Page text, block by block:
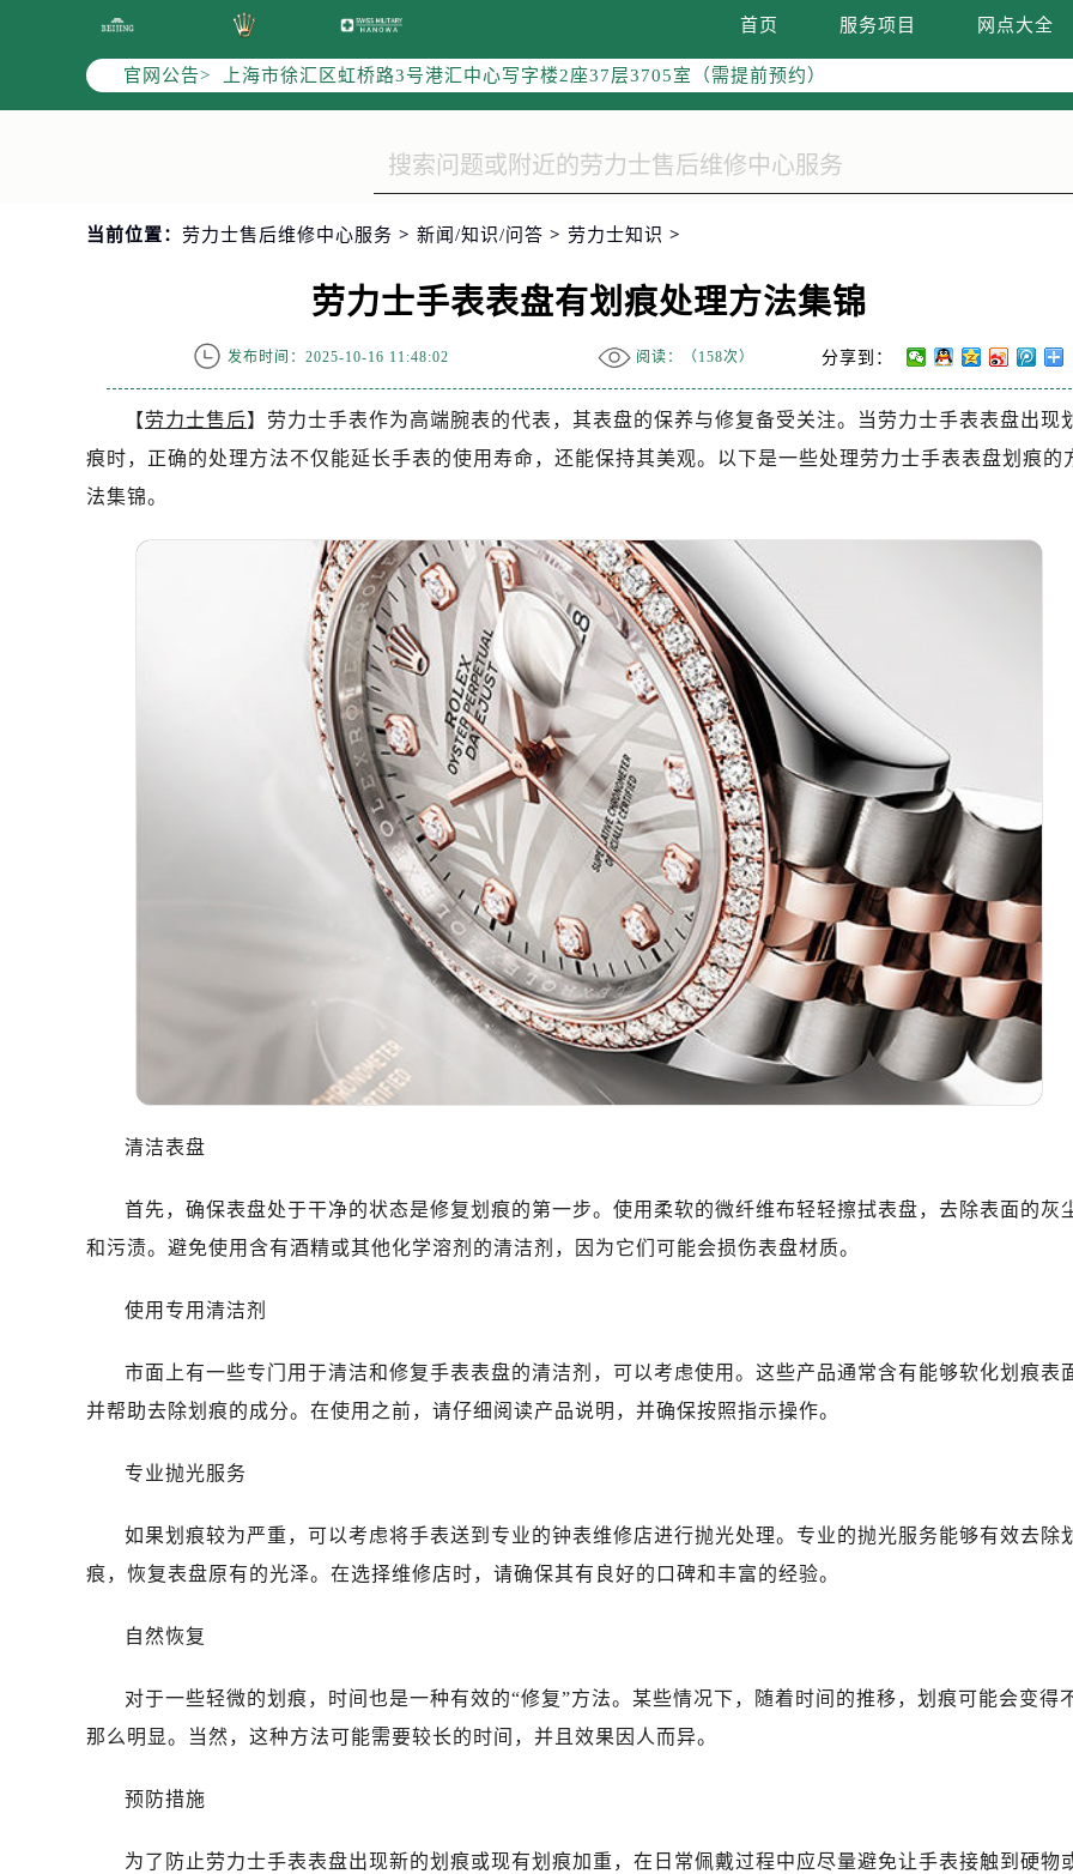
首页 服务项目 网点大全
官网公告>
北京市朝阳区建国门外大街甲6号华熙国际中心写字楼D座11层1102室（需提前预约）
天津市和平区赤峰道136号天津国际金融中心写字楼26层2603室（需提前预约）
上海市徐汇区虹桥路3号港汇中心写字楼2座37层3705室（需提前预约）
上海市黄浦区南京东路299号宏伊国际广场写字楼8层806室（需提前预约）
常州市新北区龙锦路1590号现代传媒中心写字楼5号楼10层1008室（需提前预约）
扬州市邗江区国展路29号星耀天地写字楼1号楼18层1803室（需提前预约）
泰州市海陵区永定东路399号置地商务中心东塔写字楼（华润万象城）17层1706室（需提前预约）
宁波市江北区大闸南路500号来福士广场办公楼20层2009室（需提前预约）
金华市金东区东市南街777号金华万达广场写字楼4号楼22层2209室（需提前预约）
绍兴市越城区胜利东路379号世茂天际中心写字楼8层805室（需提前预约）
济南市历下区经十路11111号华润中心写字楼（万象城）15层1508室（需提前预约）
广州市天河区天河路230号万菱汇国际中心写字楼A塔7层704室（需提前预约）
广州市越秀区环市东路371-375号世界贸易中心大厦南塔写字楼15层07室（需提前预约）
深圳市罗湖区深南东路5001号华润大厦写字楼17层1701室（需提前预约）
惠州市惠城区江北文昌一路7号华贸大厦写字楼1座30层05室（需提前预约）
厦门市思明区湖滨东路95号华润大厦写字楼B座11层1104室（需提前预约）
福州市晋安区横屿路9号东二环泰禾中心写字楼2号楼5层509室（需提前预约）
成都市锦江区人民东路6号SAC东原中心写字楼24层2406B室（需提前预约）
重庆市江北区观音桥步行街2号融恒时代广场写字楼9层902室（需提前预约）
长沙市芙蓉区定王台街道建湘路393号世茂环球金融中心写字楼（芙蓉广场）10层13室（需提前预约）
郑州市二七区铭功路10号华润大厦写字楼29层2905室（需提前预约）
太原市迎泽区解放路15号亨得利名表服务中心（品牌授权店）3层整层（需提前预约）
沈阳市沈河区中街路137号亨得利名表服务中心（品牌授权店）1层整层（需提前预约）
沈阳市沈河区中街路83号亨得利名表服务中心（品牌授权店）1层整层（需提前预约）
乌鲁木齐市天山区红山路26号时代广场（CCMALL）C座17层17-B（需提前预约）
温州市鹿城区锦绣路1067号置信广场10层1015室（需提前预约）
哈尔滨市南岗区东大直街146号上和置地广场金座12层1214室（需提前预约）
无锡市梁溪区人民中路139号恒隆广场写字楼1座11层1104室（需提前预约）
南通市崇川区工农路57号圆融广场写字楼16层1603室（需提前预约）
武汉市江汉区解放大道686号世界贸易大厦38层09室（需提前预约）
合肥市蜀山区潜山路111号万象城华润大厦B座12楼03室（需提前预约）
泉州市丰泽区宝洲路729号浦西万达中心写字楼A座7楼709室（需提前预约）
烟台市芝罘区胜利路139号万达金融中心A座907室（需提前预约）
昆明市盘龙区北京路928号同德昆明广场写字楼10层06室（需提前预约）
海口市龙华区金贸东路5号海口华润大厦B座17层1707室（需提前预约）
黑龙江省黑河市爱辉区中央街劳力士售后服务中心（需提前预约）
当前位置： 劳力士售后维修中心服务 > 新闻/知识/问答 > 劳力士知识 >
劳力士手表表盘有划痕处理方法集锦
发布时间：2025-10-16 11:48:02 阅读：（158次） 分享到：
【劳力士售后】劳力士手表作为高端腕表的代表，其表盘的保养与修复备受关注。当劳力士手表表盘出现
痕时，正确的处理方法不仅能延长手表的使用寿命，还能保持其美观。以下是一些处理劳力士手表表盘划痕的
法集锦。
清洁表盘
首先，确保表盘处于干净的状态是修复划痕的第一步。使用柔软的微纤维布轻轻擦拭表盘，去除表面的灰
和污渍。避免使用含有酒精或其他化学溶剂的清洁剂，因为它们可能会损伤表盘材质。
使用专用清洁剂
市面上有一些专门用于清洁和修复手表表盘的清洁剂，可以考虑使用。这些产品通常含有能够软化划痕表
并帮助去除划痕的成分。在使用之前，请仔细阅读产品说明，并确保按照指示操作。
专业抛光服务
如果划痕较为严重，可以考虑将手表送到专业的钟表维修店进行抛光处理。专业的抛光服务能够有效去除
痕，恢复表盘原有的光泽。在选择维修店时，请确保其有良好的口碑和丰富的经验。
自然恢复
对于一些轻微的划痕，时间也是一种有效的“修复”方法。某些情况下，随着时间的推移，划痕可能会变得
那么明显。当然，这种方法可能需要较长的时间，并且效果因人而异。
预防措施
为了防止劳力士手表表盘出现新的划痕或现有划痕加重，在日常佩戴过程中应尽量避免让手表接触到硬物